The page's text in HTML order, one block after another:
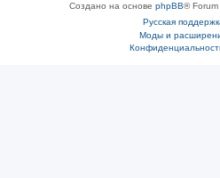
Создано на основе phpBB®
Русская
Моды и